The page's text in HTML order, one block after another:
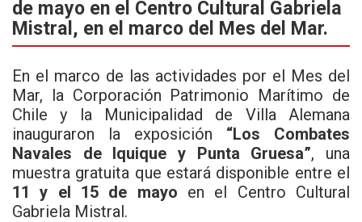
b
o
o
k
er s
A
p
p
de mayo en el Centro Cultural Gabriela
Mistral, en el marco del Mes del Mar.
En el marco de las actividades por el Mes del
Mar, la Corporación Patrimonio Marítimo de
Chile y la Municipalidad de Villa Alemana
inauguraron la exposición “Los Combates
Navales de Iquique y Punta Gruesa”, una
muestra gratuita que estará disponible entre el
11 y el 15 de mayo en el Centro Cultural
Gabriela Mistral.